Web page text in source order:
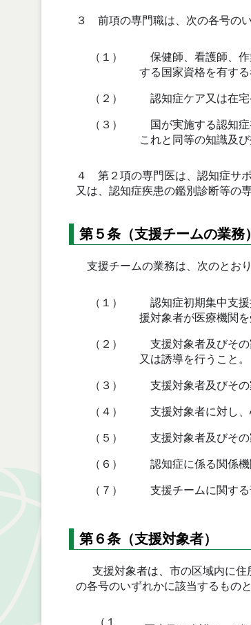
３ 前項の専門職は、次の各号の
（１）
保健師、看護師、作
する国家資格を有す
（２） 認知症ケア又は在宅
（３）
国が実施する認知症
これと同等の知識及
４ 第２項の専門医は、認知症サ
又は、認知症疾患の鑑別診断等の
第５条（支援チームの業務）
支援チームの業務は、次のとおり
（１）
認知症初期集中支援
援対象者が医療機関
（２）
支援対象者及びその
又は誘導を行うこと。
（３） 支援対象者及びその
（４） 支援対象者に対し、
（５） 支援対象者及びその
（６） 認知症に係る関係機
（７） 支援チームに関する
第６条（支援対象者）
支援対象者は、市の区域内に住
の各号のいずれかに該当するものと
（１